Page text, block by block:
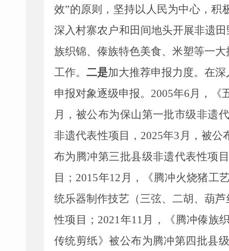
效”的原则，坚持以人民为中心，积
深入村寨农户和田间地头开展非遗
族织锦、傣族特色美食、米塑等一
工作。二是加大推荐申报力度。在
申报对象逐级申报。 2005年6月 ，
月，被公布为保山第一批市级非遗
非遗代表性项目， 2025年3 月，被公
布为 腾冲第三批县级非遗代表性项
目； 2015年12 月，《腾冲火烧猪工
统乐器制作技艺（三弦、二胡、葫
性项目； 2021年11月，《腾冲傣族
传统剪纸》被公布为腾冲第四批县